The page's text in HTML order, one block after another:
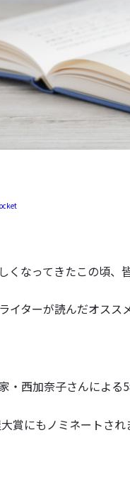
くなってきたこの頃、
イターが読んだオスス
・西加奈子さんによる
賞にもノミネートされ